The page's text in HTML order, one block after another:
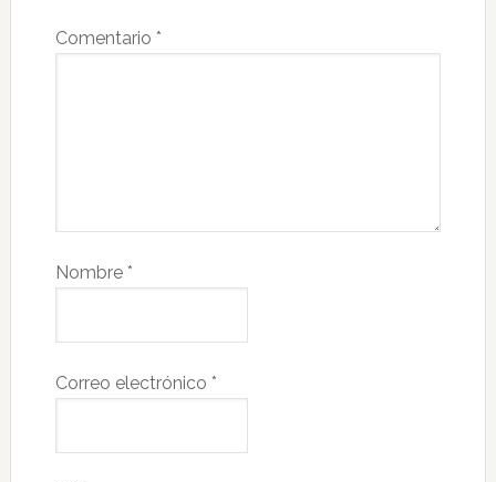
Comentario *
Nombre *
Correo electrónico *